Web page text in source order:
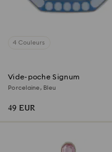
4 Couleurs
Vide-poche Signum
Porcelaine, Bleu
49 EUR